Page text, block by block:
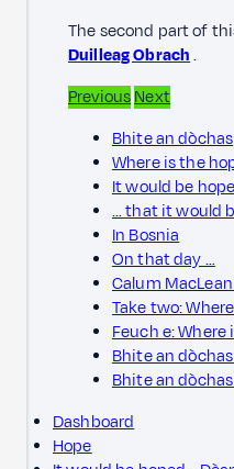
The second part of
Duilleag Obrach.
PreviousNext
Bhite an dòchas
Where is the
It would be
… that it would
In Bosnia
On that day …
Calum
Take two:
Feuch e:
Bhite an
Bhite an
Dashboard
Hope